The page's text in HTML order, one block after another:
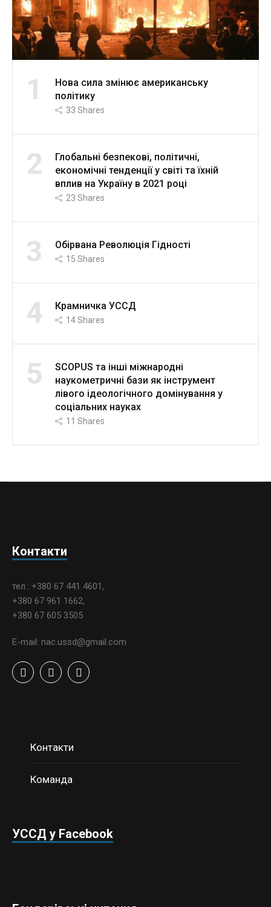
1
Нова сила змінює американську
політику
33 Shares
2
Глобальні безпекові, політичні,
економічні тенденції у світі та їхній
вплив на Україну в 2021 році
23 Shares
3 Обірвана Революція Гідності
15 Shares
4 Крамничка УССД
14Shares
5
SCOPUS та інші міжнародні
наукометричні бази як інструмент
лівого ідеологічного домінування у
соціальних науках
11 Shares
Контакти
тел.: +380 67 441 4601,
+380 67 961 1662,
+380 67 605 3505
E-mail: nac.ussd@gmail.com
Контакти
Команда
УССД у Facebook